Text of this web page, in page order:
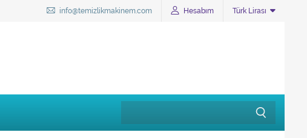
info@temizlikmakinem.com Hesabım Türk Lirası